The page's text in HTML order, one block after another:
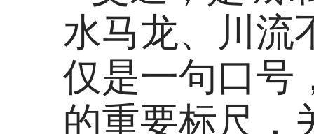
水马龙、川流
仅是一句口号
的重要标尺，